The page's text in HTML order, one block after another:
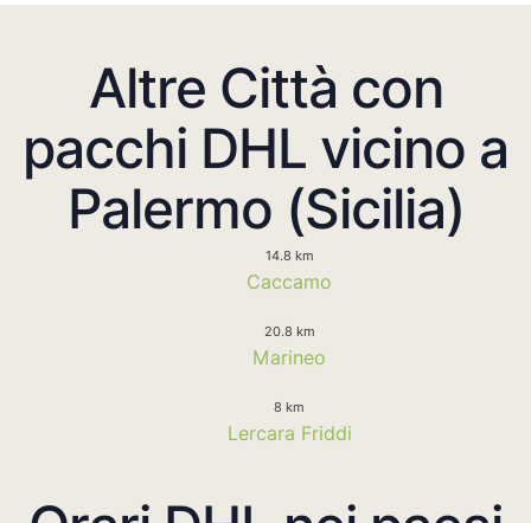
Altre Città con
pacchi DHL vicino a
Palermo (Sicilia)
14.8 km
Caccamo
20.8 km
Marineo
8 km
Lercara Friddi